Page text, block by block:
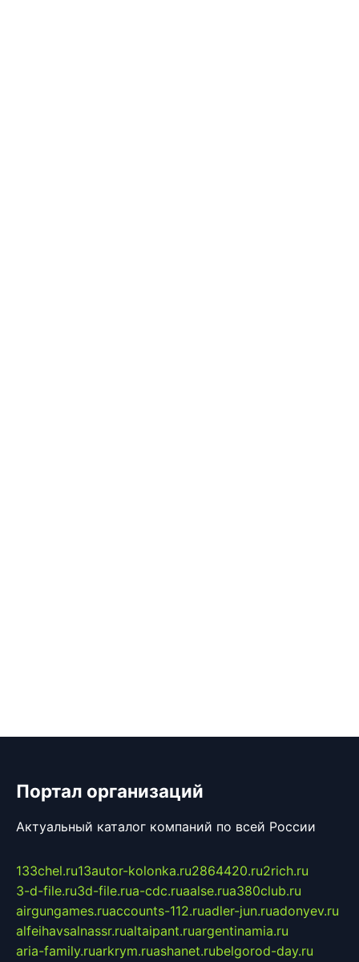
Портал организаций
Актуальный каталог компаний по всей России
133chel.ru13autor-kolonka.ru2864420.ru2rich.ru
3-d-file.ru3d-file.rua-cdc.ruaalse.rua380club.ru
airgungames.ruaccounts-112.ruadler-jun.ruadonyev.ru
alfeihavsalnassr.rualtaipant.ruargentinamia.ru
aria-family.ruarkrym.ruashanet.rubelgorod-day.ru